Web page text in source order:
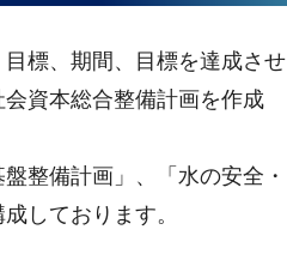
標、期間、目標を達成させ
資本総合整備計画を作成
整備計画」、「水の安全・
しております。